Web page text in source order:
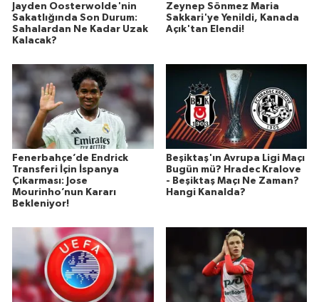
Jayden Oosterwolde'nin
Sakatlığında Son Durum:
Sahalardan Ne Kadar Uzak
Kalacak?
Zeynep Sönmez Maria
Sakkari'ye Yenildi, Kanada
Açık'tan Elendi!
Fenerbahçe’de Endrick
Transferi İçin İspanya
Çıkarması: Jose
Mourinho’nun Kararı
Bekleniyor!
Beşiktaş'ın Avrupa Ligi Maçı
Bugün mü? Hradec Kralove
- Beşiktaş Maçı Ne Zaman?
Hangi Kanalda?